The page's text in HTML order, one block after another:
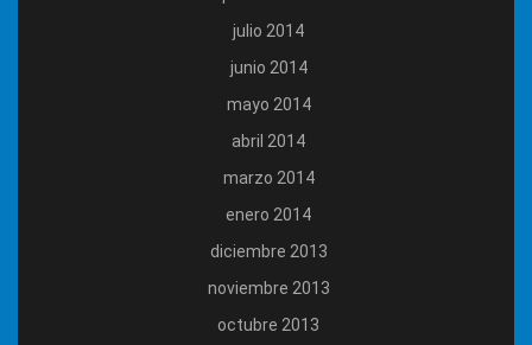
julio 2014
junio 2014
mayo 2014
abril 2014
marzo 2014
enero 2014
diciembre 2013
noviembre 2013
octubre 2013